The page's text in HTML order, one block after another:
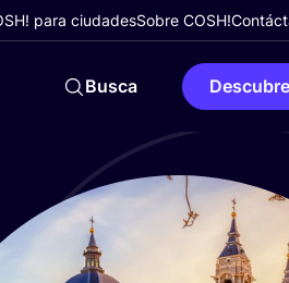
para ciudadesSobre COSH!
Busca